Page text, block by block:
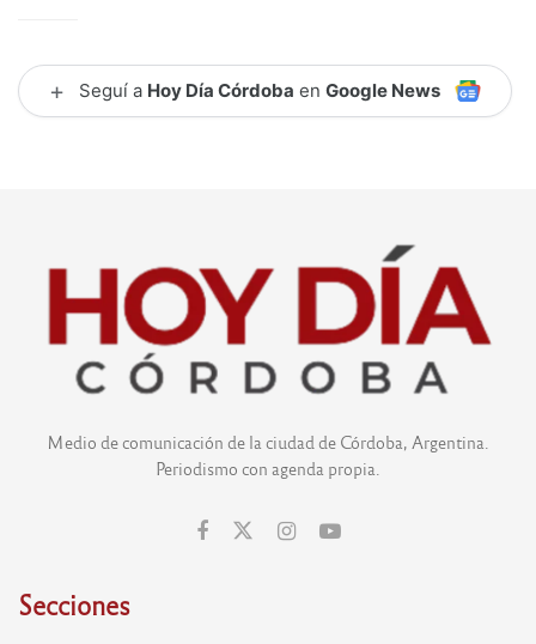
+ Seguí a Hoy Día Córdoba en Google News
Medio de comunicación de la ciudad de Córdoba, Argentina.
Periodismo con agenda propia.
Secciones